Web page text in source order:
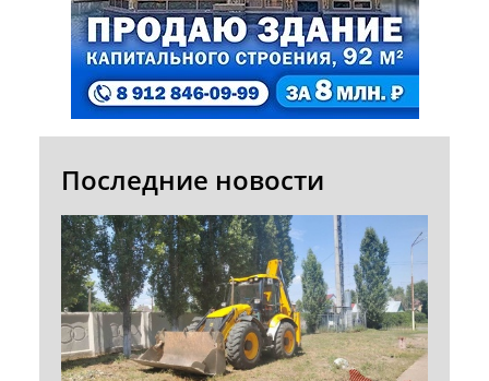
Последние новости